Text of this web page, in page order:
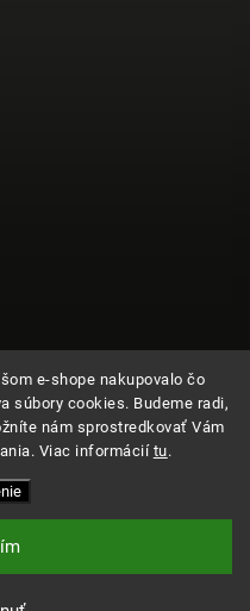
e-shope nakupovalo čo
súbory cookies. Budeme radi,
nám sprostredkovať Vám
Viac informácií tu.
práva vyhradené.
cookies
Shoptak.cz